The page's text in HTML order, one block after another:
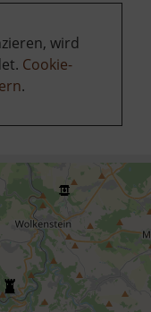
wird
Cookie-
.